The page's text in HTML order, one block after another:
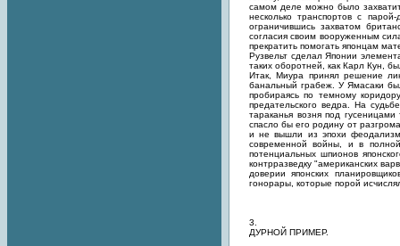
самом деле можно было
несколько транспортов с
ограничившись захватом
согласия своим вооруженным
прекратить помогать японцам
Рузвельт сделал Японии
таких оборотней, как Карл Кун,
Итак, Миура принял решение
банальный грабеж. У Ямасаки
пробираясь по темному
предательского ведра. На
тараканья возня под
спасло бы его родину от
и не вышли из эпохи
современной войны, и в
потенциальных шпионов
контрразведку "американских
доверии японских
гонорары, которые порой
3.
ДУРНОЙ ПРИМЕР.